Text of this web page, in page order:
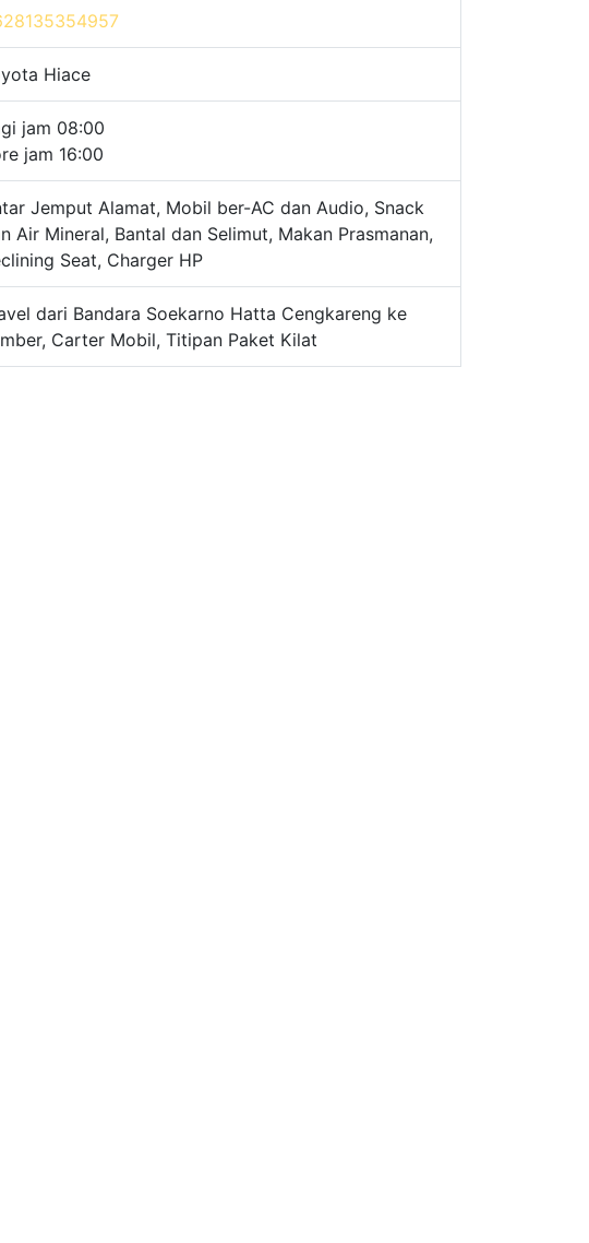
Hiace
jam 08:00
jam 16:00
Jemput Alamat, Mobil ber-AC dan Audio, Snack
Air Mineral, Bantal dan Selimut, Makan Prasmanan,
Seat, Charger HP
dari Bandara Soekarno Hatta Cengkareng ke
Carter Mobil, Titipan Paket Kilat